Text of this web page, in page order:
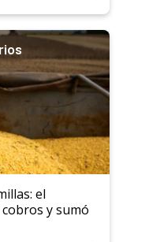
el
y sumó